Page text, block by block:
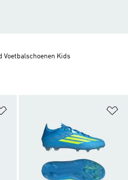
Voetbalschoenen Kids